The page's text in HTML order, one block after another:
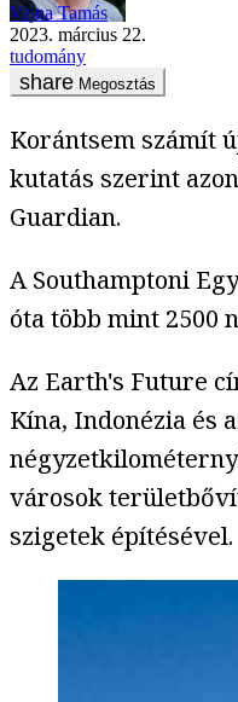
Vajna Tamás
2023. március 22.
tudomány
Megosztás
Korántsem számít
kutatás szerint
Guardian.
A Southamptoni
óta több mint 2500
Az Earth's Future
Kína, Indonézia és
városok
szigetek építésével.